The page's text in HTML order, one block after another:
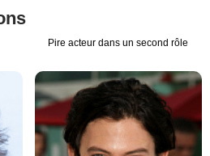
Pire acteur dans un second rôle